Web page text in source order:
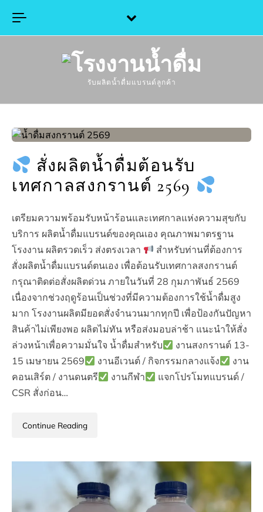
รับผลิตน้ำดื่มแบรนด์ลูกค้า
สั่งผลิตน้ำดื่มต้อนรับ
เทศกาลสงกรานต์ 2569
เตรียมความพร้อมรับหน้าร้อนและเทศกาลแห่งความสุขกับ
บริการ ผลิตน้ำดื่มแบรนด์ของคุณเอง คุณภาพมาตรฐาน
โรงงาน ผลิตรวดเร็ว ส่งตรงเวลา
สำหรับท่านที่ต้องการ
สั่งผลิตน้ำดื่มแบรนด์ตนเอง เพื่อต้อนรับเทศกาลสงกรานต์
กรุณาติดต่อสั่งผลิตด่วน ภายในวันที่ 28 กุมภาพันธ์ 2569
เนื่องจากช่วงฤดูร้อนเป็นช่วงที่มีความต้องการใช้น้ำดื่มสูง
มาก โรงงานผลิตมียอดสั่งจำนวนมากทุกปี เพื่อป้องกันปัญหา
สินค้าไม่เพียงพอ ผลิตไม่ทัน หรือส่งมอบล่าช้า แนะนำให้สั่ง
ล่วงหน้าเพื่อความมั่นใจ น้ำดื่มสำหรับ
งานสงกรานต์ 13-
15 เมษายน 2569
งานอีเวนต์ / กิจกรรมกลางแจ้ง
งาน
คอนเสิร์ต / งานดนตรี
งานกีฬา
แจกโปรโมทแบรนด์ /
CSR สั่งก่อน…
Continue Reading